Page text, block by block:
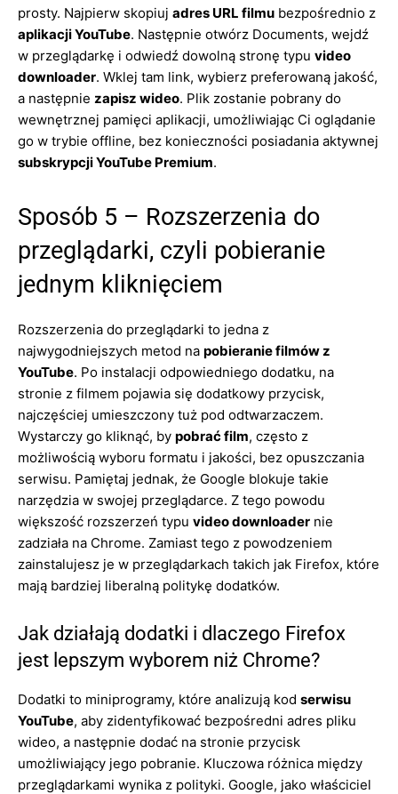
prosty. Najpierw skopiuj adres URL filmu bezpośrednio z
aplikacji YouTube. Następnie otwórz Documents, wejdź
w przeglądarkę i odwiedź dowolną stronę typu video
downloader. Wklej tam link, wybierz preferowaną jakość,
a następnie zapisz wideo. Plik zostanie pobrany do
wewnętrznej pamięci aplikacji, umożliwiając Ci oglądanie
go w trybie offline, bez konieczności posiadania aktywnej
subskrypcji YouTube Premium.
Sposób 5 – Rozszerzenia do
przeglądarki, czyli pobieranie
jednym kliknięciem
Rozszerzenia do przeglądarki to jedna z
najwygodniejszych metod na pobieranie filmów z
YouTube. Po instalacji odpowiedniego dodatku, na
stronie z filmem pojawia się dodatkowy przycisk,
najczęściej umieszczony tuż pod odtwarzaczem.
Wystarczy go kliknąć, by pobrać film, często z
możliwością wyboru formatu i jakości, bez opuszczania
serwisu. Pamiętaj jednak, że Google blokuje takie
narzędzia w swojej przeglądarce. Z tego powodu
większość rozszerzeń typu video downloader nie
zadziała na Chrome. Zamiast tego z powodzeniem
zainstalujesz je w przeglądarkach takich jak Firefox, które
mają bardziej liberalną politykę dodatków.
Jak działają dodatki i dlaczego Firefox
jest lepszym wyborem niż Chrome?
Dodatki to miniprogramy, które analizują kod serwisu
YouTube, aby zidentyfikować bezpośredni adres pliku
wideo, a następnie dodać na stronie przycisk
umożliwiający jego pobranie. Kluczowa różnica między
przeglądarkami wynika z polityki. Google, jako właściciel